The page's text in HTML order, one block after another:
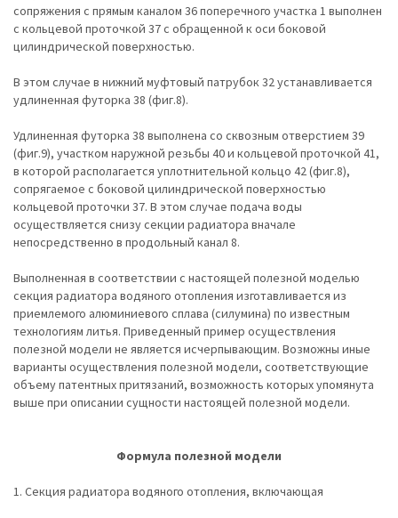
сопряжения с прямым каналом 36 поперечного участка 1 выполнен
с кольцевой проточкой 37 с обращенной к оси боковой
цилиндрической поверхностью.
В этом случае в нижний муфтовый патрубок 32 устанавливается
удлиненная футорка 38 (фиг.8).
Удлиненная футорка 38 выполнена со сквозным отверстием 39
(фиг.9), участком наружной резьбы 40 и кольцевой проточкой 41,
в которой располагается уплотнительной кольцо 42 (фиг.8),
сопрягаемое с боковой цилиндрической поверхностью
кольцевой проточки 37. В этом случае подача воды
осуществляется снизу секции радиатора вначале
непосредственно в продольный канал 8.
Выполненная в соответствии с настоящей полезной моделью
секция радиатора водяного отопления изготавливается из
приемлемого алюминиевого сплава (силумина) по известным
технологиям литья. Приведенный пример осуществления
полезной модели не является исчерпывающим. Возможны иные
варианты осуществления полезной модели, соответствующие
объему патентных притязаний, возможность которых упомянута
выше при описании сущности настоящей полезной модели.
Формула полезной модели
1. Секция радиатора водяного отопления, включающая